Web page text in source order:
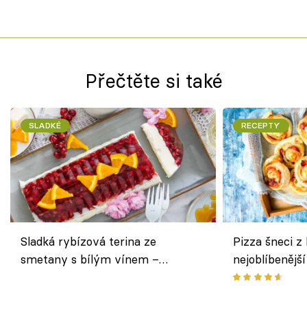
Přečtěte si také
SLADKÉ
Sladká rybízová terina ze
smetany s bílým vínem –
RECEPTY
Pizza šneci